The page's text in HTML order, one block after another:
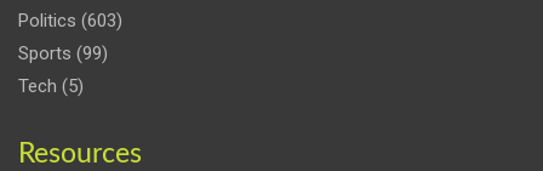
Politics (603)
Sports (99)
Tech (5)
Resources